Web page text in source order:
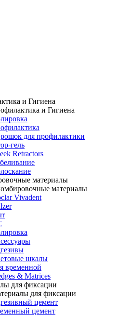
и Гигиена
и Гигиена
для профилактики
гель
Retractors
материалы
материалы
Vivadent
шкалы
временной
& Matrices
для фиксации
для фиксации
цемент
цемент